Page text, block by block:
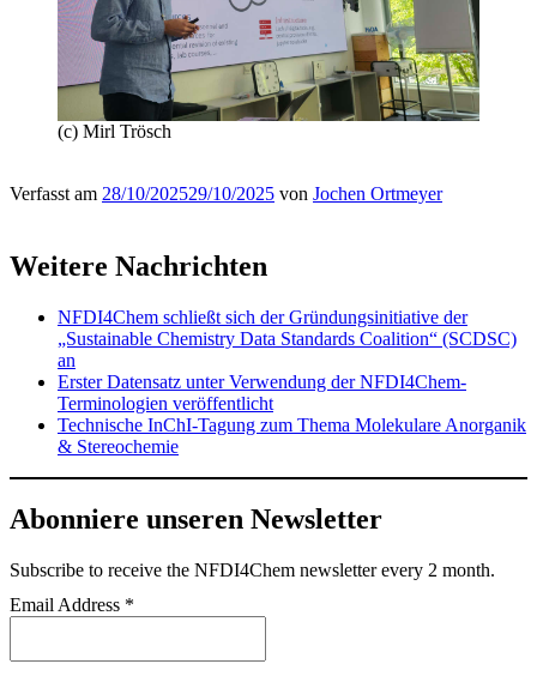
(c) Mirl Trösch
Verfasst am 28/10/202529/10/2025 von Jochen Ortmeyer
Weitere Nachrichten
NFDI4Chem schließt sich der Gründungsinitiative der
„Sustainable Chemistry Data Standards Coalition“ (SCDSC)
an
Erster Datensatz unter Verwendung der NFDI4Chem-
Terminologien veröffentlicht
Technische InChI-Tagung zum Thema Molekulare Anorganik
& Stereochemie
Abonniere unseren Newsletter
Subscribe to receive the NFDI4Chem newsletter every 2 month.
Email Address *